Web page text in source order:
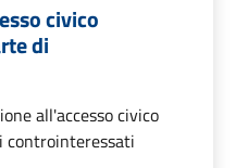
civico
di
all'accesso civico
controinteressati